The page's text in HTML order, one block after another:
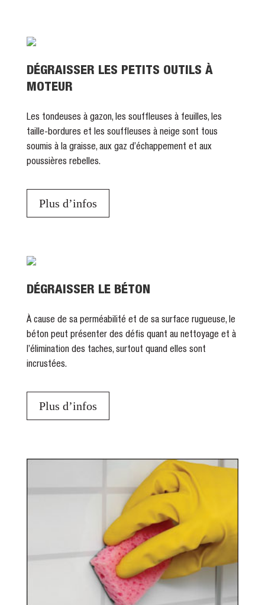
DÉGRAISSER LES PETITS OUTILS À
MOTEUR
Les tondeuses à gazon, les souffleuses à feuilles, les
taille-bordures et les souffleuses à neige sont tous
soumis à la graisse, aux gaz d’échappement et aux
poussières rebelles.
Plus d’infos
DÉGRAISSER LE BÉTON
À cause de sa perméabilité et de sa surface rugueuse, le
béton peut présenter des défis quant au nettoyage et à
l’élimination des taches, surtout quand elles sont
incrustées.
Plus d’infos